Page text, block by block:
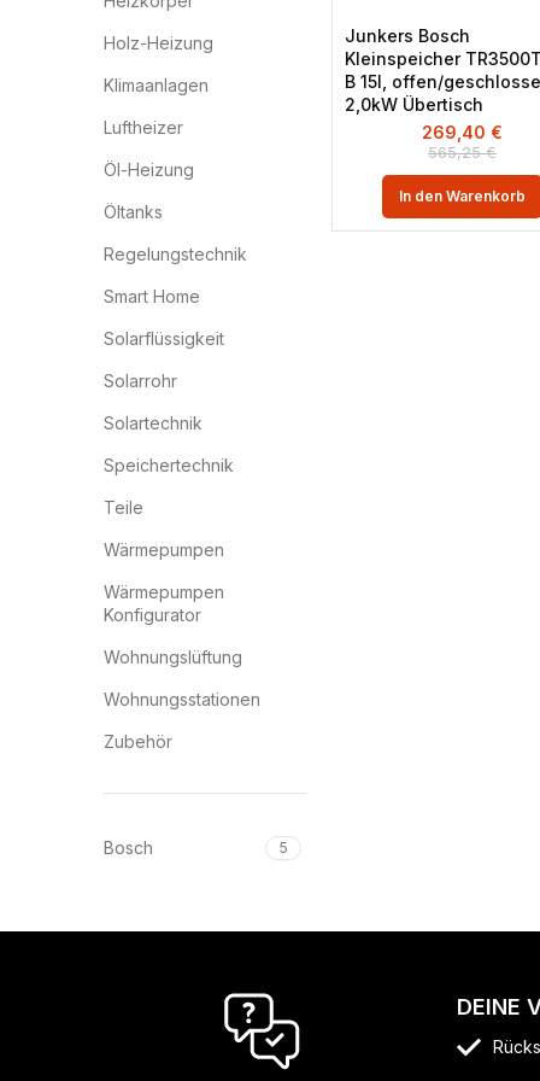
Holz-Heizung
Klimaanlagen
Luftheizer
Öl-Heizung
Öltanks
Regelungstechnik
Smart Home
Solarflüssigkeit
Solarrohr
Solartechnik
Speichertechnik
Teile
Wärmepumpen
Wärmepumpen
Konfigurator
Wohnungslüftung
Wohnungsstationen
Zubehör
Bosch 5
Junkers Bosch
Kleinspeicher
B 15l, offen/
2,0kW Übertisch
565,25€
269,40 €
In den Warenkorb
DEINE